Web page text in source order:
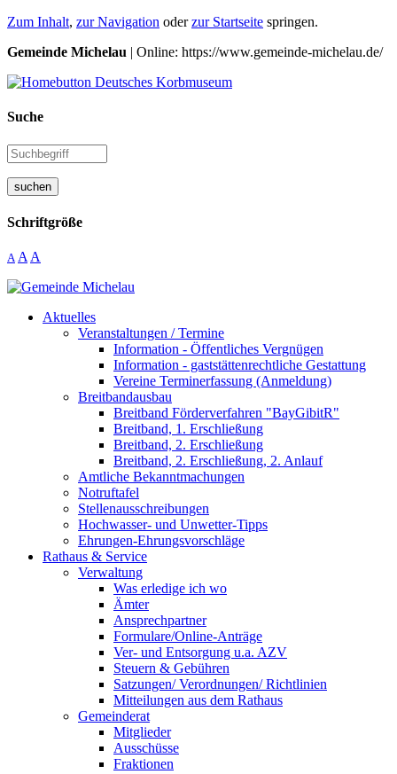
Zum Inhalt, zur Navigation oderzur Startseite springen.
Gemeinde Michelau | Online: https://www.gemeinde-michelau.de/
Suche
suchen
Schriftgröße
A A A
Aktuelles
Veranstaltungen / Termine
Information - Öffentliches Vergnügen
Information - gaststättenrechtliche Gestattung
Vereine Terminerfassung (Anmeldung)
Breitbandausbau
Breitband Förderverfahren "BayGibitR"
Breitband, 1. Erschließung
Breitband, 2. Erschließung
Breitband, 2. Erschließung, 2. Anlauf
Amtliche Bekanntmachungen
Notruftafel
Stellenausschreibungen
Hochwasser- und Unwetter-Tipps
Ehrungen-Ehrungsvorschläge
Rathaus & Service
Verwaltung
Was erledige ich wo
Ämter
Ansprechpartner
Formulare/Online-Anträge
Ver- und Entsorgung u.a. AZV
Steuern & Gebühren
Satzungen/ Verordnungen/ Richtlinien
Mitteilungen aus dem Rathaus
Gemeinderat
Mitglieder
Ausschüsse
Fraktionen